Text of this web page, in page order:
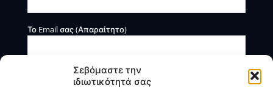
Σεβόμαστε την
ιδιωτικότητά σας
Το Email σας (Απαραίτητο)